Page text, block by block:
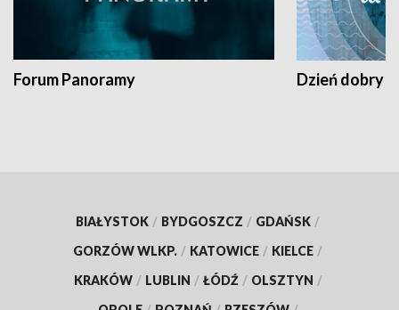
Forum Panoramy Dzień dobry
BIAŁYSTOK / BYDGOSZCZ / GDAŃSK /
GORZÓW WLKP. / KATOWICE / KIELCE /
KRAKÓW / LUBLIN / ŁÓDŹ / OLSZTYN /